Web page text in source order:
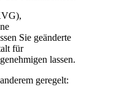
Sie geänderte
für
lassen.
geregelt: